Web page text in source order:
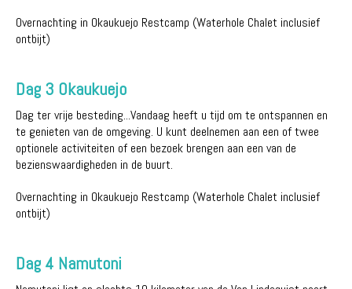
Overnachting in Okaukuejo Restcamp (Waterhole Chalet inclusief
ontbijt)
Dag 3 Okaukuejo
Dag ter vrije besteding...Vandaag heeft u tijd om te ontspannen en
te genieten van de omgeving. U kunt deelnemen aan een of twee
optionele activiteiten of een bezoek brengen aan een van de
bezienswaardigheden in de buurt.
Overnachting in Okaukuejo Restcamp (Waterhole Chalet inclusief
ontbijt)
Dag 4 Namutoni